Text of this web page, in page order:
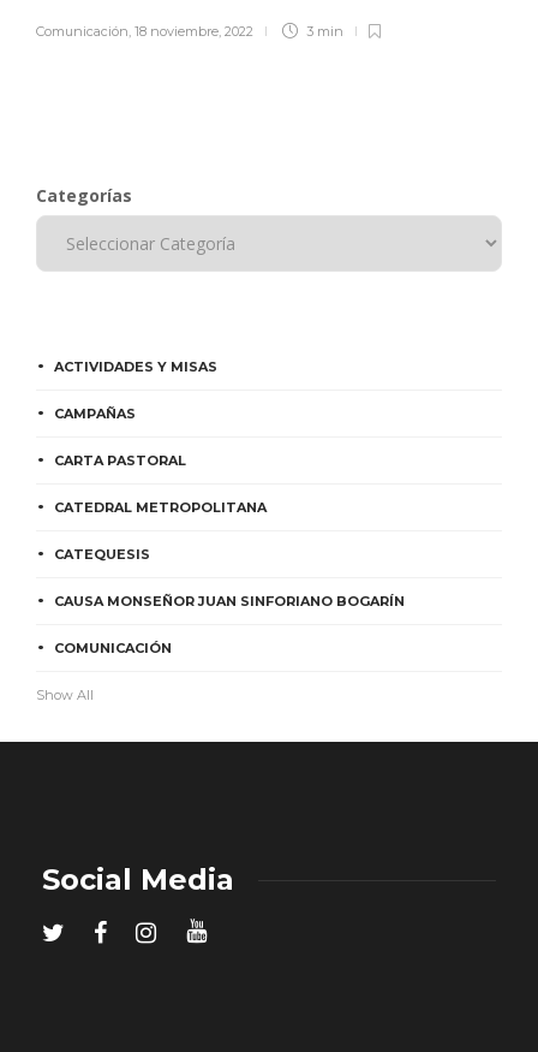
Comunicación, 18 noviembre, 2022 3 min
Categorías
ACTIVIDADES Y MISAS
CAMPAÑAS
CARTA PASTORAL
CATEDRAL METROPOLITANA
CATEQUESIS
CAUSA MONSEÑOR JUAN SINFORIANO BOGARÍN
COMUNICACIÓN
Show All
Social Media